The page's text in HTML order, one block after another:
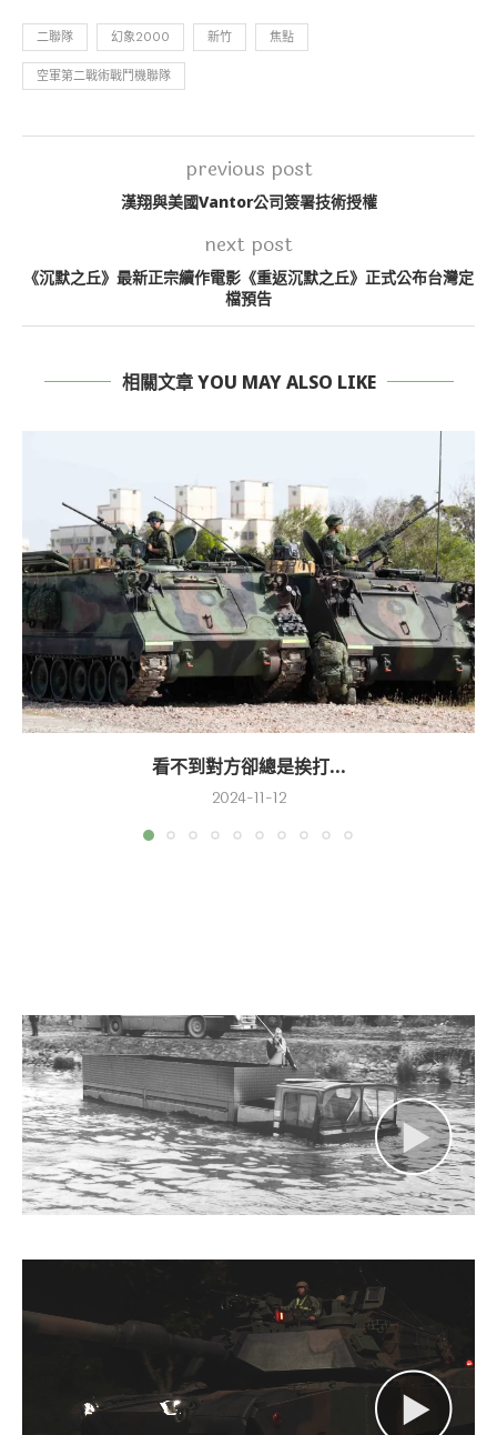
二聯隊 幻象2000 新竹 焦點
空軍第二戰術戰鬥機聯隊
previous post
漢翔與美國Vantor公司簽署技術授權
next post
《沉默之丘》最新正宗續作電影《重返沉默之丘》正式公布台灣定
檔預告
相關文章 YOU MAY ALSO LIKE
看不到對方卻總是挨打...
2024-11-12